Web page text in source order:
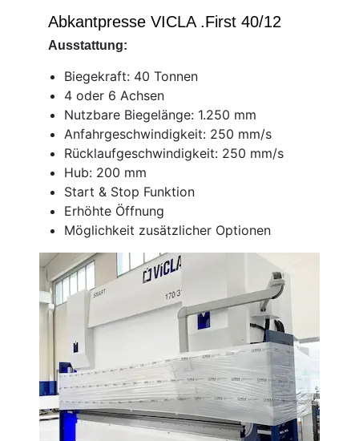
Abkantpresse VICLA .First 40/12
Ausstattung:
Biegekraft: 40 Tonnen
4 oder 6 Achsen
Nutzbare Biegelänge: 1.250 mm
Anfahrgeschwindigkeit: 250 mm/s
Rücklaufgeschwindigkeit: 250 mm/s
Hub: 200 mm
Start & Stop Funktion
Erhöhte Öffnung
Möglichkeit zusätzlicher Optionen